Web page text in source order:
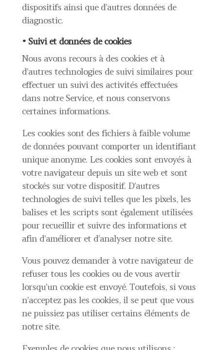
dispositifs ainsi que d’autres données de
diagnostic.
• Suivi et données de cookies
Nous avons recours à des cookies et à
d’autres technologies de suivi similaires pour
effectuer un suivi des activités effectuées
dans notre Service, et nous conservons
certaines informations.
Les cookies sont des fichiers à faible volume
de données pouvant comporter un identifiant
unique anonyme. Les cookies sont envoyés à
votre navigateur depuis un site web et sont
stockés sur votre dispositif. D’autres
technologies de suivi telles que les pixels, les
balises et les scripts sont également utilisées
pour recueillir et suivre des informations et
afin d’améliorer et d’analyser notre site.
Vous pouvez demander à votre navigateur de
refuser tous les cookies ou de vous avertir
lorsqu’un cookie est envoyé. Toutefois, si vous
n’acceptez pas les cookies, il se peut que vous
ne puissiez pas utiliser certains éléments de
notre site.